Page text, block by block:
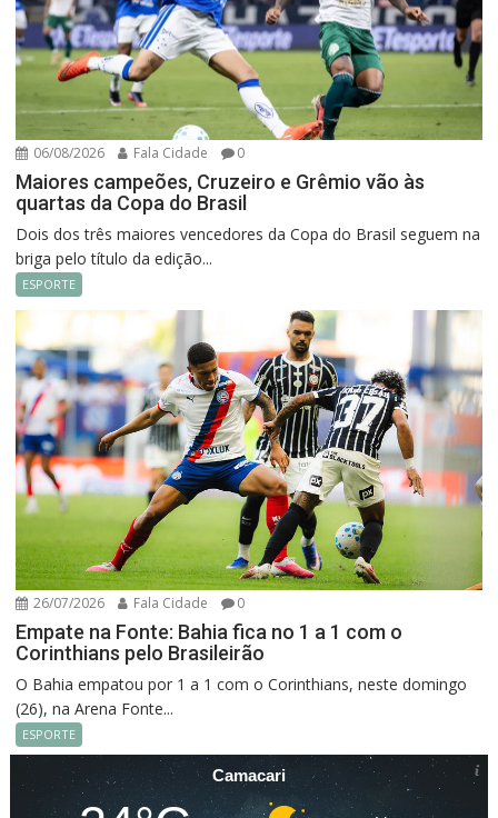
06/08/2026 Fala Cidade 0
Maiores campeões, Cruzeiro e Grêmio vão às
quartas da Copa do Brasil
Dois dos três maiores vencedores da Copa do Brasil seguem na
briga pelo título da edição...
ESPORTE
26/07/2026 Fala Cidade 0
Empate na Fonte: Bahia fica no 1 a 1 com o
Corinthians pelo Brasileirão
O Bahia empatou por 1 a 1 com o Corinthians, neste domingo
(26), na Arena Fonte...
ESPORTE
Camacari